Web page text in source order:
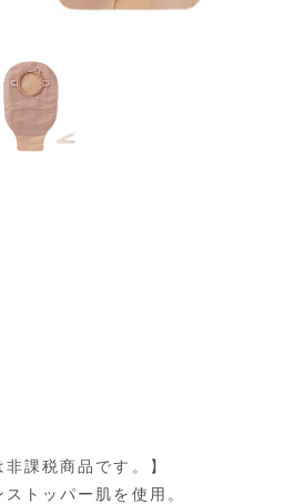
非課税商品です。】
トッパー肌を使用。